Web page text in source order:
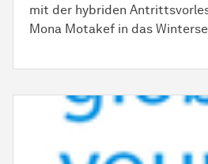
mit der hybriden
Mona Motakef in das